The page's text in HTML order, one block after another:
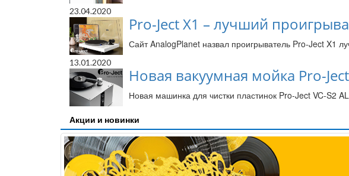
23.04.2020
Pro-Ject X1 – лучший
Сайт AnalogPlanet назвал проигрыватель Pro-Ject X1
13.01.2020
Новая вакуумная мойка Pro-Ject
Новая машинка для чистки пластинок Pro-Ject VC-S2
Акции и новинки